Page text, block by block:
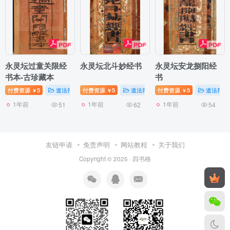
永灵坛过童关限经
书本-古珍藏本
付费资源 ￥5 道法符咒
1年前 51
永灵坛北斗妙经书
付费资源 ￥5 道法符咒
1年前 62
永灵坛安龙捌阳经
书
付费资源 ￥5 道法符咒
1年前 54
友链申请 免责声明 网站教程 关于我们
Copyright © 2025 · 四书格